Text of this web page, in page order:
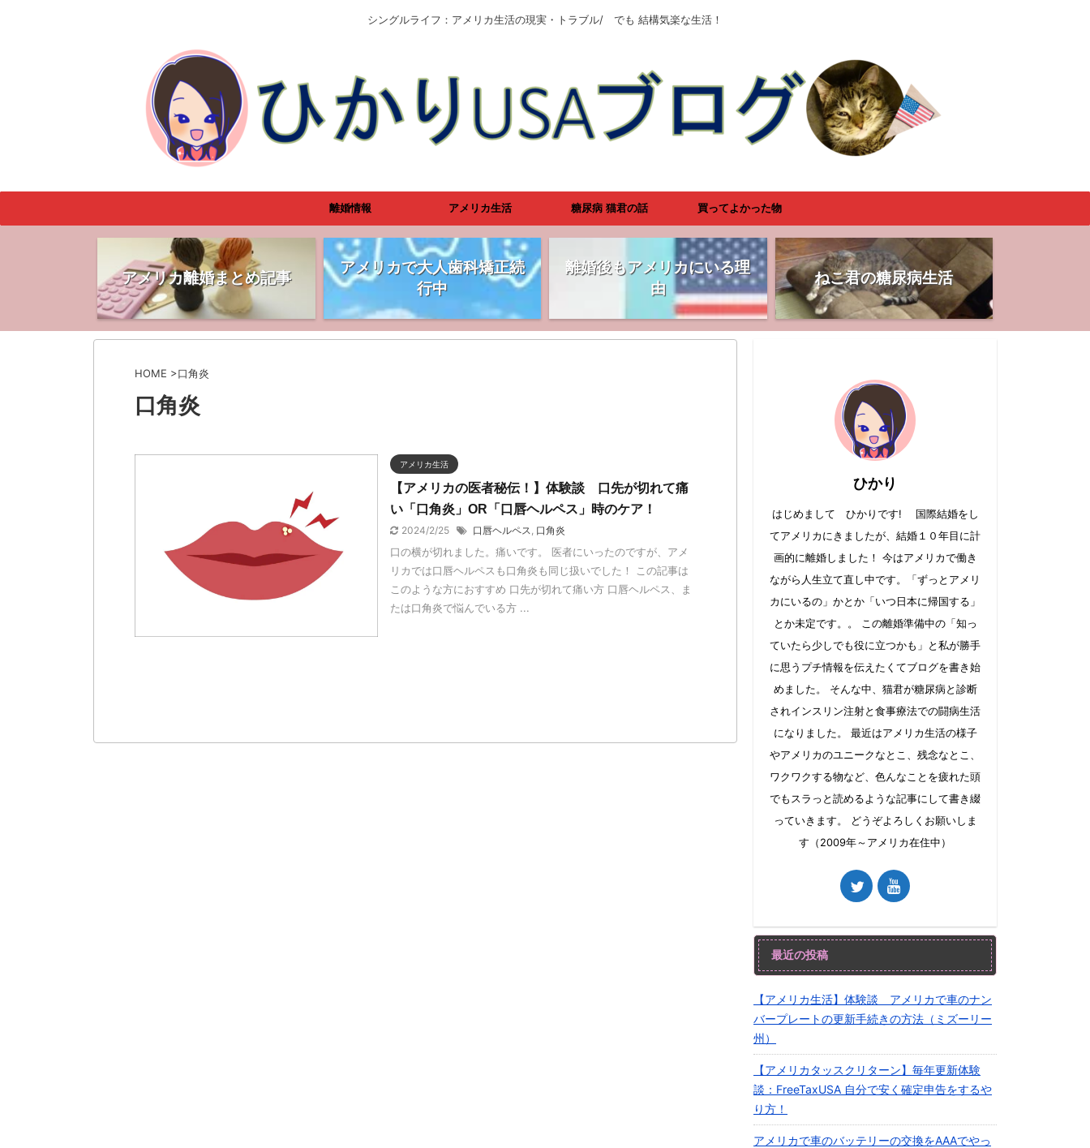
シングルライフ：アメリカ生活の現実・トラブル/ でも 結構気楽な生活！
離婚情報 アメリカ生活 糖尿病 猫君の話 買ってよかった物
アメリカ離婚まとめ記事
アメリカで大人歯科矯正続
行中
離婚後もアメリカにいる理
由
ねこ君の糖尿病生活
HOME >口角炎
口角炎
アメリカ生活
【アメリカの医者秘伝！】体験談 口先が切れて痛
い「口角炎」OR「口唇ヘルペス」時のケア！
2024/2/25 口唇ヘルペス, 口角炎
口の横が切れました。痛いです。 医者にいったのですが、アメ
リカでは口唇ヘルペスも口角炎も同じ扱いでした！ この記事は
このような方におすすめ 口先が切れて痛い方 口唇ヘルペス、ま
たは口角炎で悩んでいる方 ...
ひかり
はじめまして ひかりです! 国際結婚をし
てアメリカにきましたが、結婚１０年目に計
画的に離婚しました！ 今はアメリカで働き
ながら人生立て直し中です。「ずっとアメリ
カにいるの」かとか「いつ日本に帰国する」
とか未定です。。 この離婚準備中の「知っ
ていたら少しでも役に立つかも」と私が勝手
に思うプチ情報を伝えたくてブログを書き始
めました。 そんな中、猫君が糖尿病と診断
されインスリン注射と食事療法での闘病生活
になりました。 最近はアメリカ生活の様子
やアメリカのユニークなとこ、残念なとこ、
ワクワクする物など、色んなことを疲れた頭
でもスラっと読めるような記事にして書き綴
っていきます。 どうぞよろしくお願いしま
す（2009年～アメリカ在住中）
最近の投稿
【アメリカ生活】体験談 アメリカで車のナン
バープレートの更新手続きの方法（ミズーリー
州）
【アメリカタッスクリターン】毎年更新体験
談：FreeTaxUSA 自分で安く確定申告をするや
り方！
アメリカで車のバッテリーの交換をAAAでやっ